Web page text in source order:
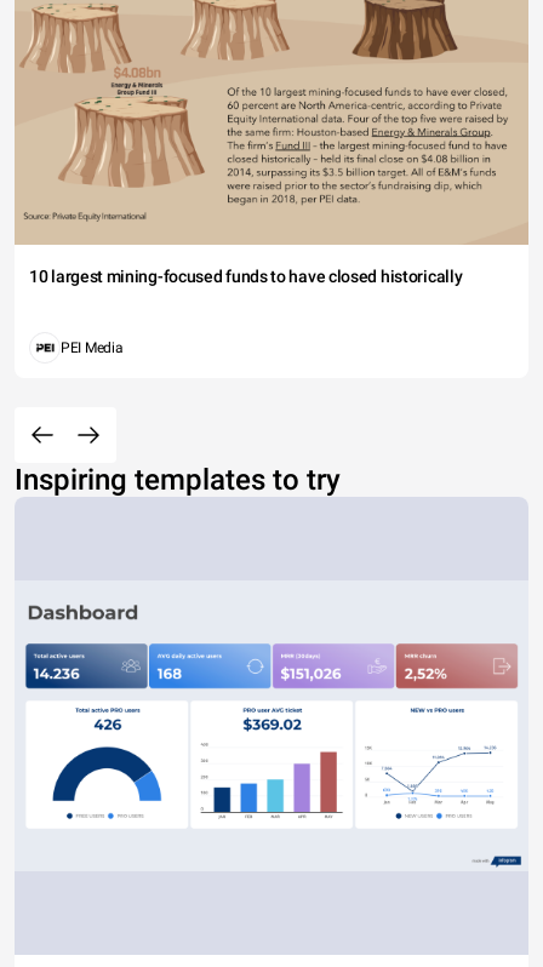
10 largest mining-focused funds to have closed historically
PEI Media
Inspiring templates to try